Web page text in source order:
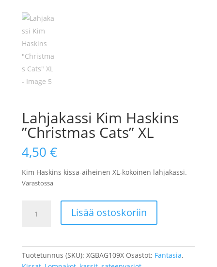
Lahjakassi Kim Haskins
”Christmas Cats” XL
4,50 €
Kim Haskins kissa-aiheinen XL-kokoinen lahjakassi.
Varastossa
Lisää ostoskoriin
Tuotetunnus (SKU): XGBAG109X Osastot: Fantasia,